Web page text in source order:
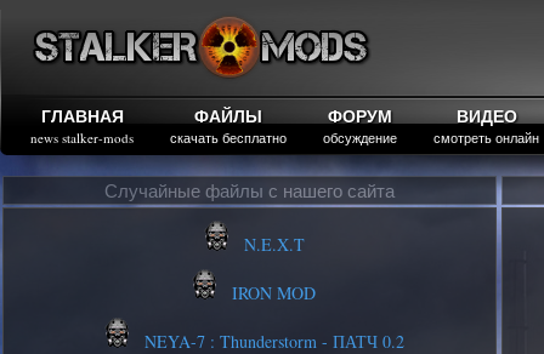
ГЛАВНАЯ
news stalker-mods
ФАЙЛЫ
скачать бесплатно
ФОРУМ
обсуждение
ВИДЕО
смотреть онлайн
Случайные файлы с нашего сайта
N.E.X.T
IRON MOD
NEYA-7 : Thunderstorm - ПАТЧ 0.2